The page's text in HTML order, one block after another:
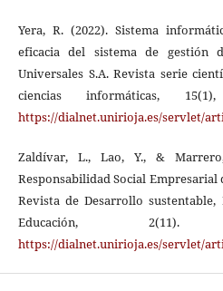
Yera, R. (2022). Sistema
eficacia del sistema de gestión
Universales S.A. Revista serie
ciencias informáticas,
https://dialnet.unirioja.es/servlet/
Zaldívar, L., Lao, Y., &
Responsabilidad Social Empresarial
Revista de Desarrollo
Educación,
https://dialnet.unirioja.es/servlet/